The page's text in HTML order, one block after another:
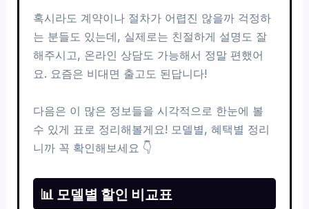
혹시라도 계약이나 절차가 어렵진 않을까 걱정하
는 분들도 있는데, 실제로는 친절하게 설명도 잘
해주시고, 온라인 상담도 가능해서 정말 편했어
요. 요즘은 비대면 출고도 된답니다!
다음은 이 많은 정보들을 시각적으로 한눈에 볼
수 있게 표로 정리해볼게요! 모델별, 혜택별 정리
니까 꼭 확인해보세요 👇
📊 모델별 할인 비교표